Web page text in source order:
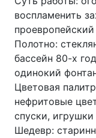
воспламенить
Полотно:
бассейн 80-х
одинокий
Цветовая
нефритовые
спуски,
Шедевр: